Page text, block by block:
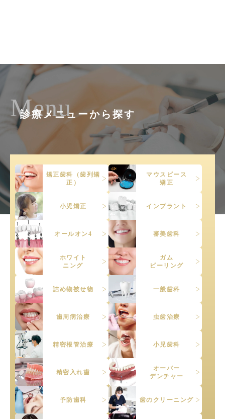
診療メニューから探す
Menu
矯正歯科（歯列矯
正）
マウスピース
矯正
小児矯正 インプラント
オールオン4 審美歯科
ホワイト
ニング
ガム
ピーリング
詰め物被せ物 一般歯科
歯周病治療 虫歯治療
精密根管治療 小児歯科
精密入れ歯
オーバー
デンチャー
予防歯科 歯のクリーニング